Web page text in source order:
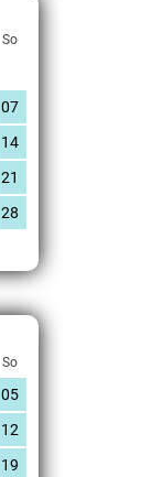
So
07
14
21
28
So
05
12
19